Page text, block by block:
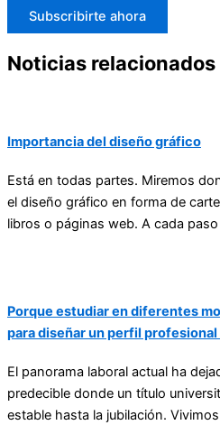
Subscribirte ahora
Noticias relacionados
Importancia del diseño gráfico
Está en todas partes. Miremos
el diseño gráfico en forma de
libros o páginas web. A cada
Porque estudiar en diferentes
para diseñar un perfil
El panorama laboral actual ha
predecible donde un título
estable hasta la jubilación.